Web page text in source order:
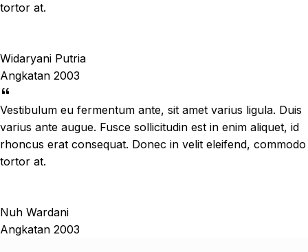
tortor at.
Widaryani Putria
Angkatan 2003
Vestibulum eu fermentum ante, sit amet varius ligula. Duis
varius ante augue. Fusce sollicitudin est in enim aliquet, id
rhoncus erat consequat. Donec in velit eleifend, commodo
tortor at.
Nuh Wardani
Angkatan 2003